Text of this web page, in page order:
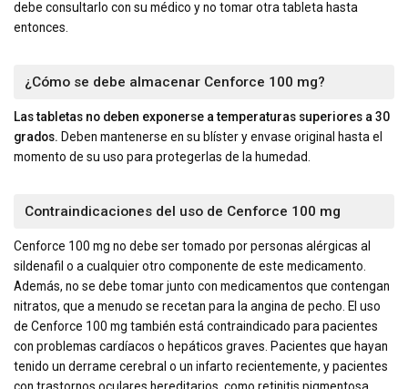
debe consultarlo con su médico y no tomar otra tableta hasta
entonces.
¿Cómo se debe almacenar Cenforce 100 mg?
Las tabletas no deben exponerse a temperaturas superiores a 30
grados. Deben mantenerse en su blíster y envase original hasta el
momento de su uso para protegerlas de la humedad.
Contraindicaciones del uso de Cenforce 100 mg
Cenforce 100 mg no debe ser tomado por personas alérgicas al
sildenafil o a cualquier otro componente de este medicamento.
Además, no se debe tomar junto con medicamentos que contengan
nitratos, que a menudo se recetan para la angina de pecho. El uso
de Cenforce 100 mg también está contraindicado para pacientes
con problemas cardíacos o hepáticos graves. Pacientes que hayan
tenido un derrame cerebral o un infarto recientemente, y pacientes
con trastornos oculares hereditarios, como retinitis pigmentosa.